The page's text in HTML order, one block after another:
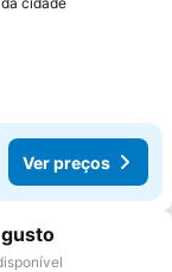
Ver preços
favoritos